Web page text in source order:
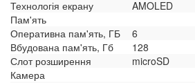
Технологія екрану
AMOLED
Пам'ять
Оперативна пам'ять, ГБ
6
Вбудована пам'ять, Гб
128
Слот розширення
microSD
Камера